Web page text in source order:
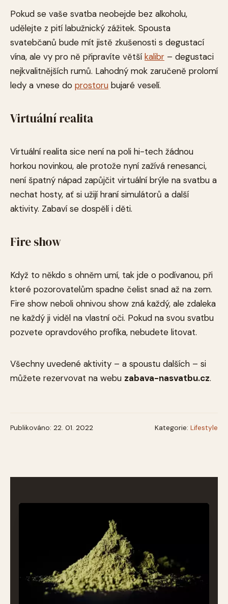
Pokud se vaše svatba neobejde bez alkoholu,
udělejte z pití labužnický zážitek. Spousta
svatebčanů bude mít jistě zkušenosti s degustací
vína, ale vy pro ně připravíte většíkalibr – degustaci
nejkvalitnějších rumů. Lahodný mok zaručeně prolomí
ledy a vnese do prostoru bujaré veselí.
Virtuální realita
Virtuální realita sice není na poli hi-tech žádnou
horkou novinkou, ale protože nyní zažívá renesanci,
není špatný nápad zapůjčit virtuální brýle na svatbu a
nechat hosty, ať si užijí hraní simulátorů a další
aktivity. Zabaví se dospělí i děti.
Fire show
Když to někdo s ohněm umí, tak jde o podívanou, při
které pozorovatelům spadne čelist snad až na zem.
Fire show neboli ohnivou show zná každý, ale zdaleka
ne každý ji viděl na vlastní oči. Pokud na svou svatbu
pozvete opravdového profíka, nebudete litovat.
Všechny uvedené aktivity – a spoustu dalších – si
můžete rezervovat na webu zabava-nasvatbu.cz.
Publikováno: 22. 01. 2022 Kategorie: Lifestyle